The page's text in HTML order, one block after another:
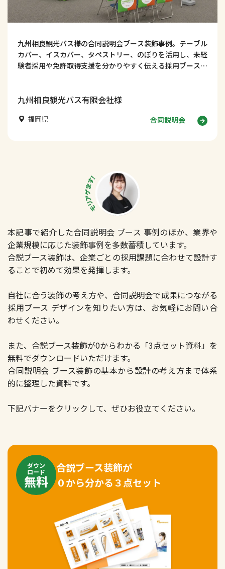
九州相良観光バス様の合同説明会ブース装飾事例。テーブル
カバー、イスカバー、タペストリー、のぼりを活用し、未経
験者採用や免許取得支援を分かりやすく伝える採用ブースデ
九州相良観光バス有限会社様
福岡県 合同説明会
本記事で紹介した合同説明会 ブース 事例のほか、業界や
企業規模に応じた装飾事例を多数蓄積しています。
合説ブース装飾は、企業ごとの採用課題に合わせて設計す
ることで初めて効果を発揮します。
自社に合う装飾の考え方や、合同説明会で成果につながる
採用ブース デザインを知りたい方は、お気軽にお問い合
わせください。
また、合説ブース装飾が0からわかる「3点セット資料」を
無料でダウンロードいただけます。
合同説明会 ブース装飾の基本から設計の考え方まで体系
的に整理した資料です。
下記バナーをクリックして、ぜひお役立てください。
ダウン
ロード
無料
合説ブース装飾が
０から分かる３点セット